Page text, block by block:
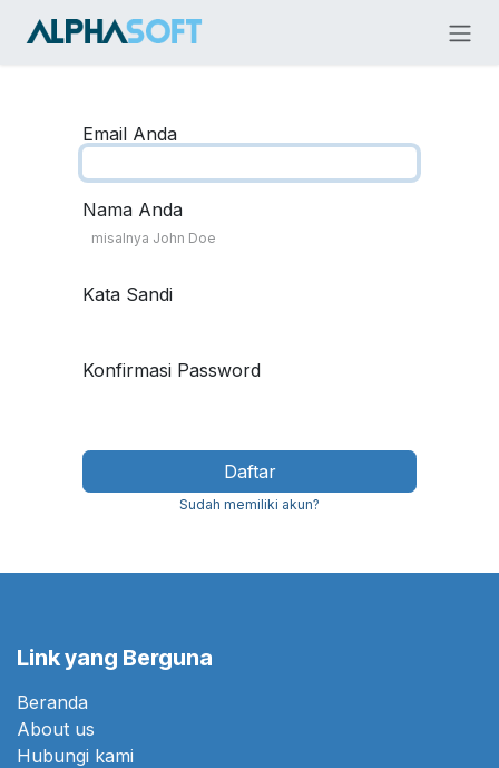
Email Anda
Nama Anda
Kata Sandi
Konfirmasi Password
Daftar
Sudah memiliki akun?
Link yang Berguna
Beranda
About us
Hubungi kami